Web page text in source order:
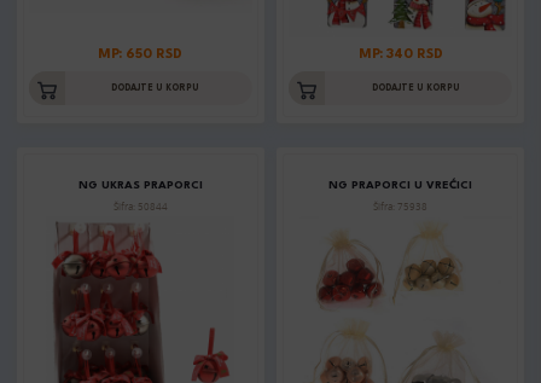
MP: 650 RSD
DODAJTE U KORPU
MP: 340 RSD
DODAJTE U KORPU
NG UKRAS PRAPORCI
Šifra: 50844
NG PRAPORCI U VREĆICI
Šifra: 75938